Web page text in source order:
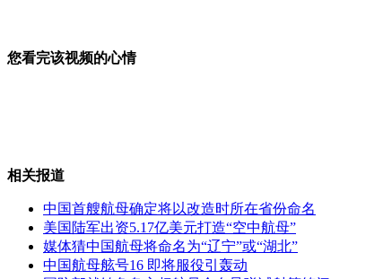
女孩北京地铁殴打老人 痛下狠手拳打脚踢
您看完该视频的心情
相关报道
中国首艘航母确定将以改造时所在省份命名
美国陆军出资5.17亿美元打造“空中航母”
媒体猜中国航母将命名为“辽宁”或“湖北”
中国航母舷号16 即将服役引轰动